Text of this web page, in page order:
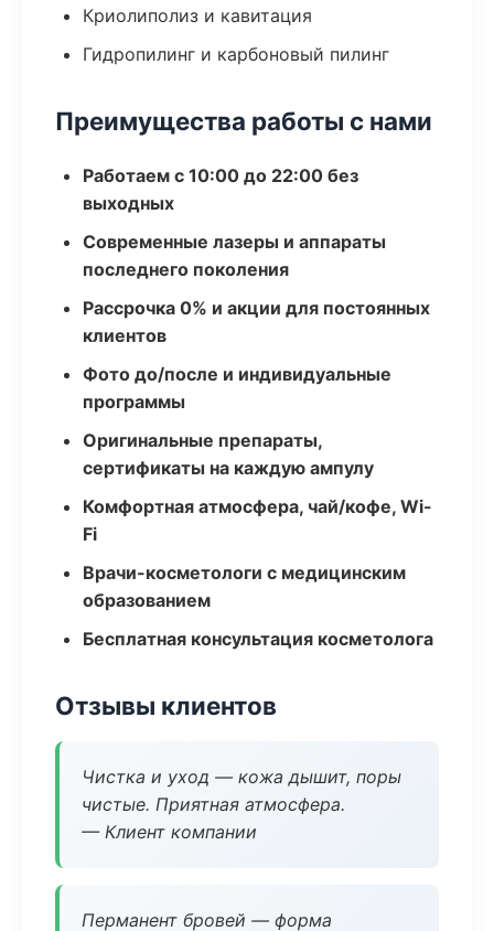
Криолиполиз и кавитация
Гидропилинг и карбоновый пилинг
Преимущества работы с нами
Работаем с 10:00 до 22:00 без
выходных
Современные лазеры и аппараты
последнего поколения
Рассрочка 0% и акции для постоянных
клиентов
Фото до/после и индивидуальные
программы
Оригинальные препараты,
сертификаты на каждую ампулу
Комфортная атмосфера, чай/кофе, Wi-
Fi
Врачи-косметологи с медицинским
образованием
Бесплатная консультация косметолога
Отзывы клиентов
Чистка и уход — кожа дышит, поры
чистые. Приятная атмосфера.
— Клиент компании
Перманент бровей — форма